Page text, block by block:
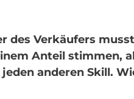
des Verkäufers
Anteil stimmen,
anderen Skill.